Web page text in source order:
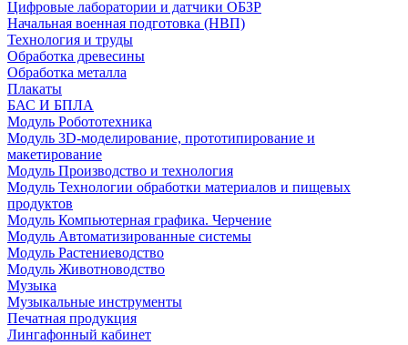
Цифровые лаборатории и датчики ОБЗР
Начальная военная подготовка (НВП)
Технология и труды
Обработка древесины
Обработка металла
Плакаты
БАС И БПЛА
Модуль Робототехника
Модуль 3D-моделирование, прототипирование и
макетирование
Модуль Производство и технология
Модуль Технологии обработки материалов и пищевых
продуктов
Модуль Компьютерная графика. Черчение
Модуль Автоматизированные системы
Модуль Растениеводство
Модуль Животноводство
Музыка
Музыкальные инструменты
Печатная продукция
Лингафонный кабинет